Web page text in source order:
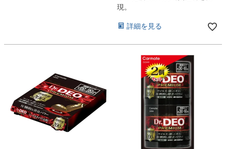
現。
詳細を見る